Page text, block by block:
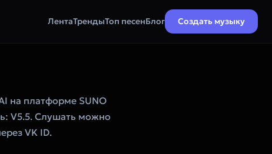
ЛентаТрендыТоп песенБлог Создать музыку
на платформе SUNO
V5.5. Слушать можно
VK ID.